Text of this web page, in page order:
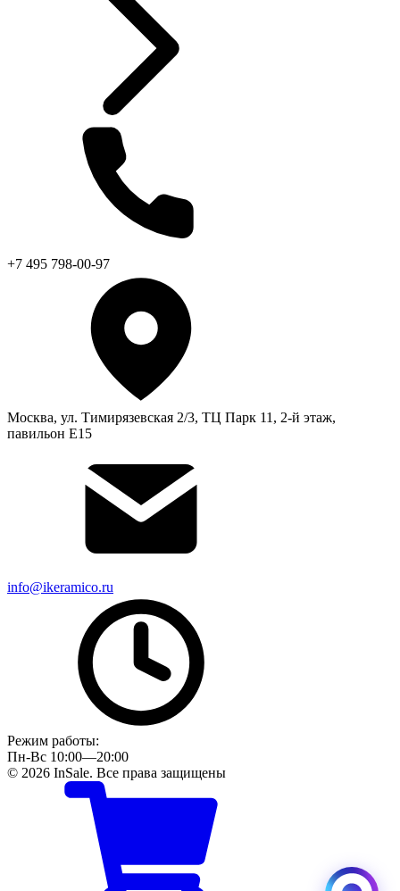
+7 495 798-00-97
Москва, ул. Тимирязевская 2/3, ТЦ Парк 11, 2-й этаж,
павильон Е15
info@ikeramico.ru
Режим работы:
Пн-Вс 10:00—20:00
© 2026 InSale. Все права защищены